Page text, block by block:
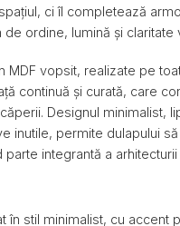
ci îl completează
ordine, lumină și claritate
MDF vopsit, realizate pe
continuă și curată, care
Designul minimalist,
inutile, permite dulapului
integrantă a arhitecturii
în stil minimalist, cu accent